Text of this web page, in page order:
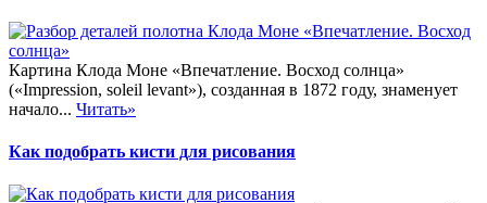
Картина Клода Моне «Впечатление. Восход солнца»
(«Impression, soleil levant»), созданная в 1872 году, знаменует
начало... Читать»
Как подобрать кисти для рисования